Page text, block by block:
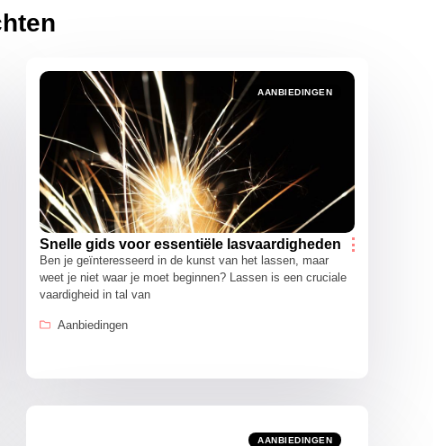
AANBIEDINGEN
Snelle gids voor essentiële lasvaardigheden
Ben je geïnteresseerd in de kunst van het lassen, maar
weet je niet waar je moet beginnen? Lassen is een cruciale
vaardigheid in tal van
Aanbiedingen
AANBIEDINGEN